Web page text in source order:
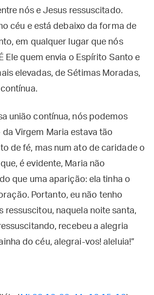
nós e Jesus ressuscitado.
céu e está debaixo da forma de
em qualquer lugar que nós
Ele quem envia o Espírito Santo e
elevadas, de Sétimas Moradas,
união contínua, nós podemos
Virgem Maria estava tão
de fé, mas num ato de caridade o
é evidente, Maria não
que uma aparição: ela tinha o
Portanto, eu não tenho
ressuscitou, naquela noite santa,
recebeu a alegria
do céu, alegrai-vos! aleluia!”